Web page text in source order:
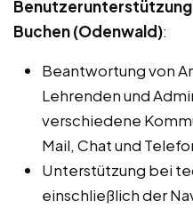
Benutzerunterstützung
Buchen (Odenwald):
Beantwortung von
Lehrenden und
verschiedene
Mail, Chat und
Unterstützung bei
einschließlich der